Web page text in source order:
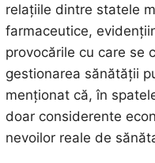
relațiile dintre statele
farmaceutice,
provocările cu care se
gestionarea sănătății
menționat că, în
doar considerente
nevoilor reale de